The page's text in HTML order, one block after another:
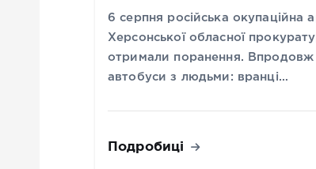
6 серпня російська
Херсонської обласної
отримали поранення. Впродовж
автобуси з людьми: вранці…
Подробиці